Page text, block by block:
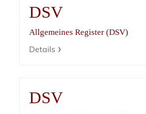
DSV
Allgemeines Register (DSV)
Details
DSV